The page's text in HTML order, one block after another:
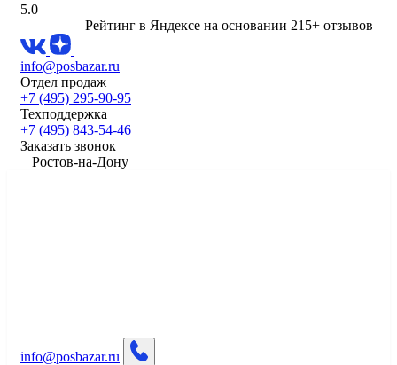
5.0
Рейтинг в Яндексе на основании 215+ отзывов
info@posbazar.ru
Отдел продаж
+7 (495) 295-90-95
Техподдержка
+7 (495) 843-54-46
Заказать звонок
​Ростов-на-Дону
info@posbazar.ru